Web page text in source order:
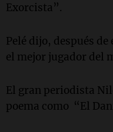
Exorcista”.
Pelé dijo, después
el mejor jugador del
El gran periodista
poema como “El